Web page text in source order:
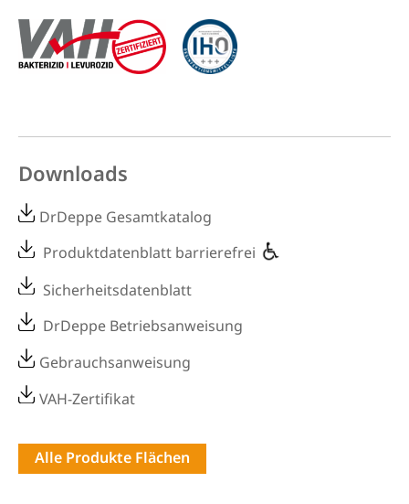
Downloads
DrDeppe Gesamtkatalog
Produktdatenblatt barrierefrei
Sicherheitsdatenblatt
DrDeppe Betriebsanweisung
Gebrauchsanweisung
VAH-Zertifikat
Alle Produkte Flächen